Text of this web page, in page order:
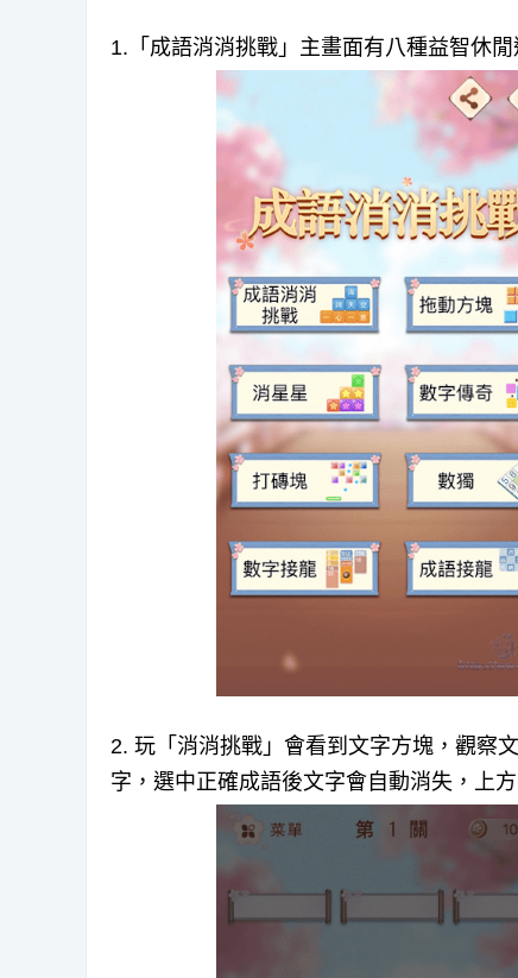
1.「成語消消挑戰」主畫面有八種益智休
2. 玩「消消挑戰」會看到文字方塊，觀察
字，選中正確成語後文字會自動消失，上